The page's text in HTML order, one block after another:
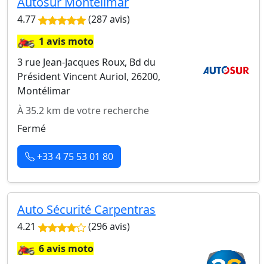
4.77 (287 avis)
🏍️1 avis moto
3 rue Jean-Jacques Roux, Bd du
Président Vincent Auriol, 26200,
Montélimar
À 35.2 km de votre recherche
Fermé
+33 4 75 53 01 80
Auto Sécurité Carpentras
4.21 (296 avis)
🏍️6 avis moto